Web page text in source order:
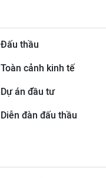
Đấu thầu
Toàn cảnh kinh tế
Dự án đầu tư
Diễn đàn đấu thầu